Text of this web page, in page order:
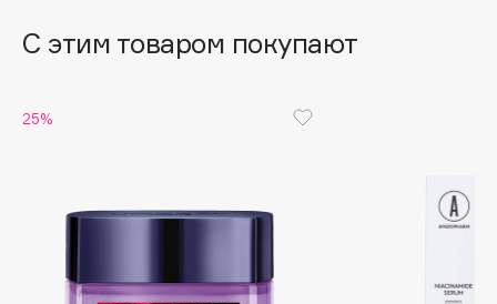
beautyblender
Beverly Hills Polo Club
Biomed
С этим товаром покупают
25%